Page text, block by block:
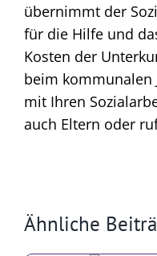
übernimmt der
für die Hilfe und
Kosten der
beim kommunalen
mit Ihren
auch Eltern oder
Ähnliche